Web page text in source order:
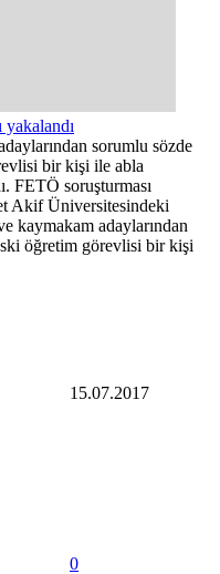
yakalandı
sorumlu sözde
bir kişi ile abla
FETÖ soruşturması
Akif Üniversitesindeki
kaymakam adaylarından
öğretim görevlisi bir kişi
15.07.2017
0